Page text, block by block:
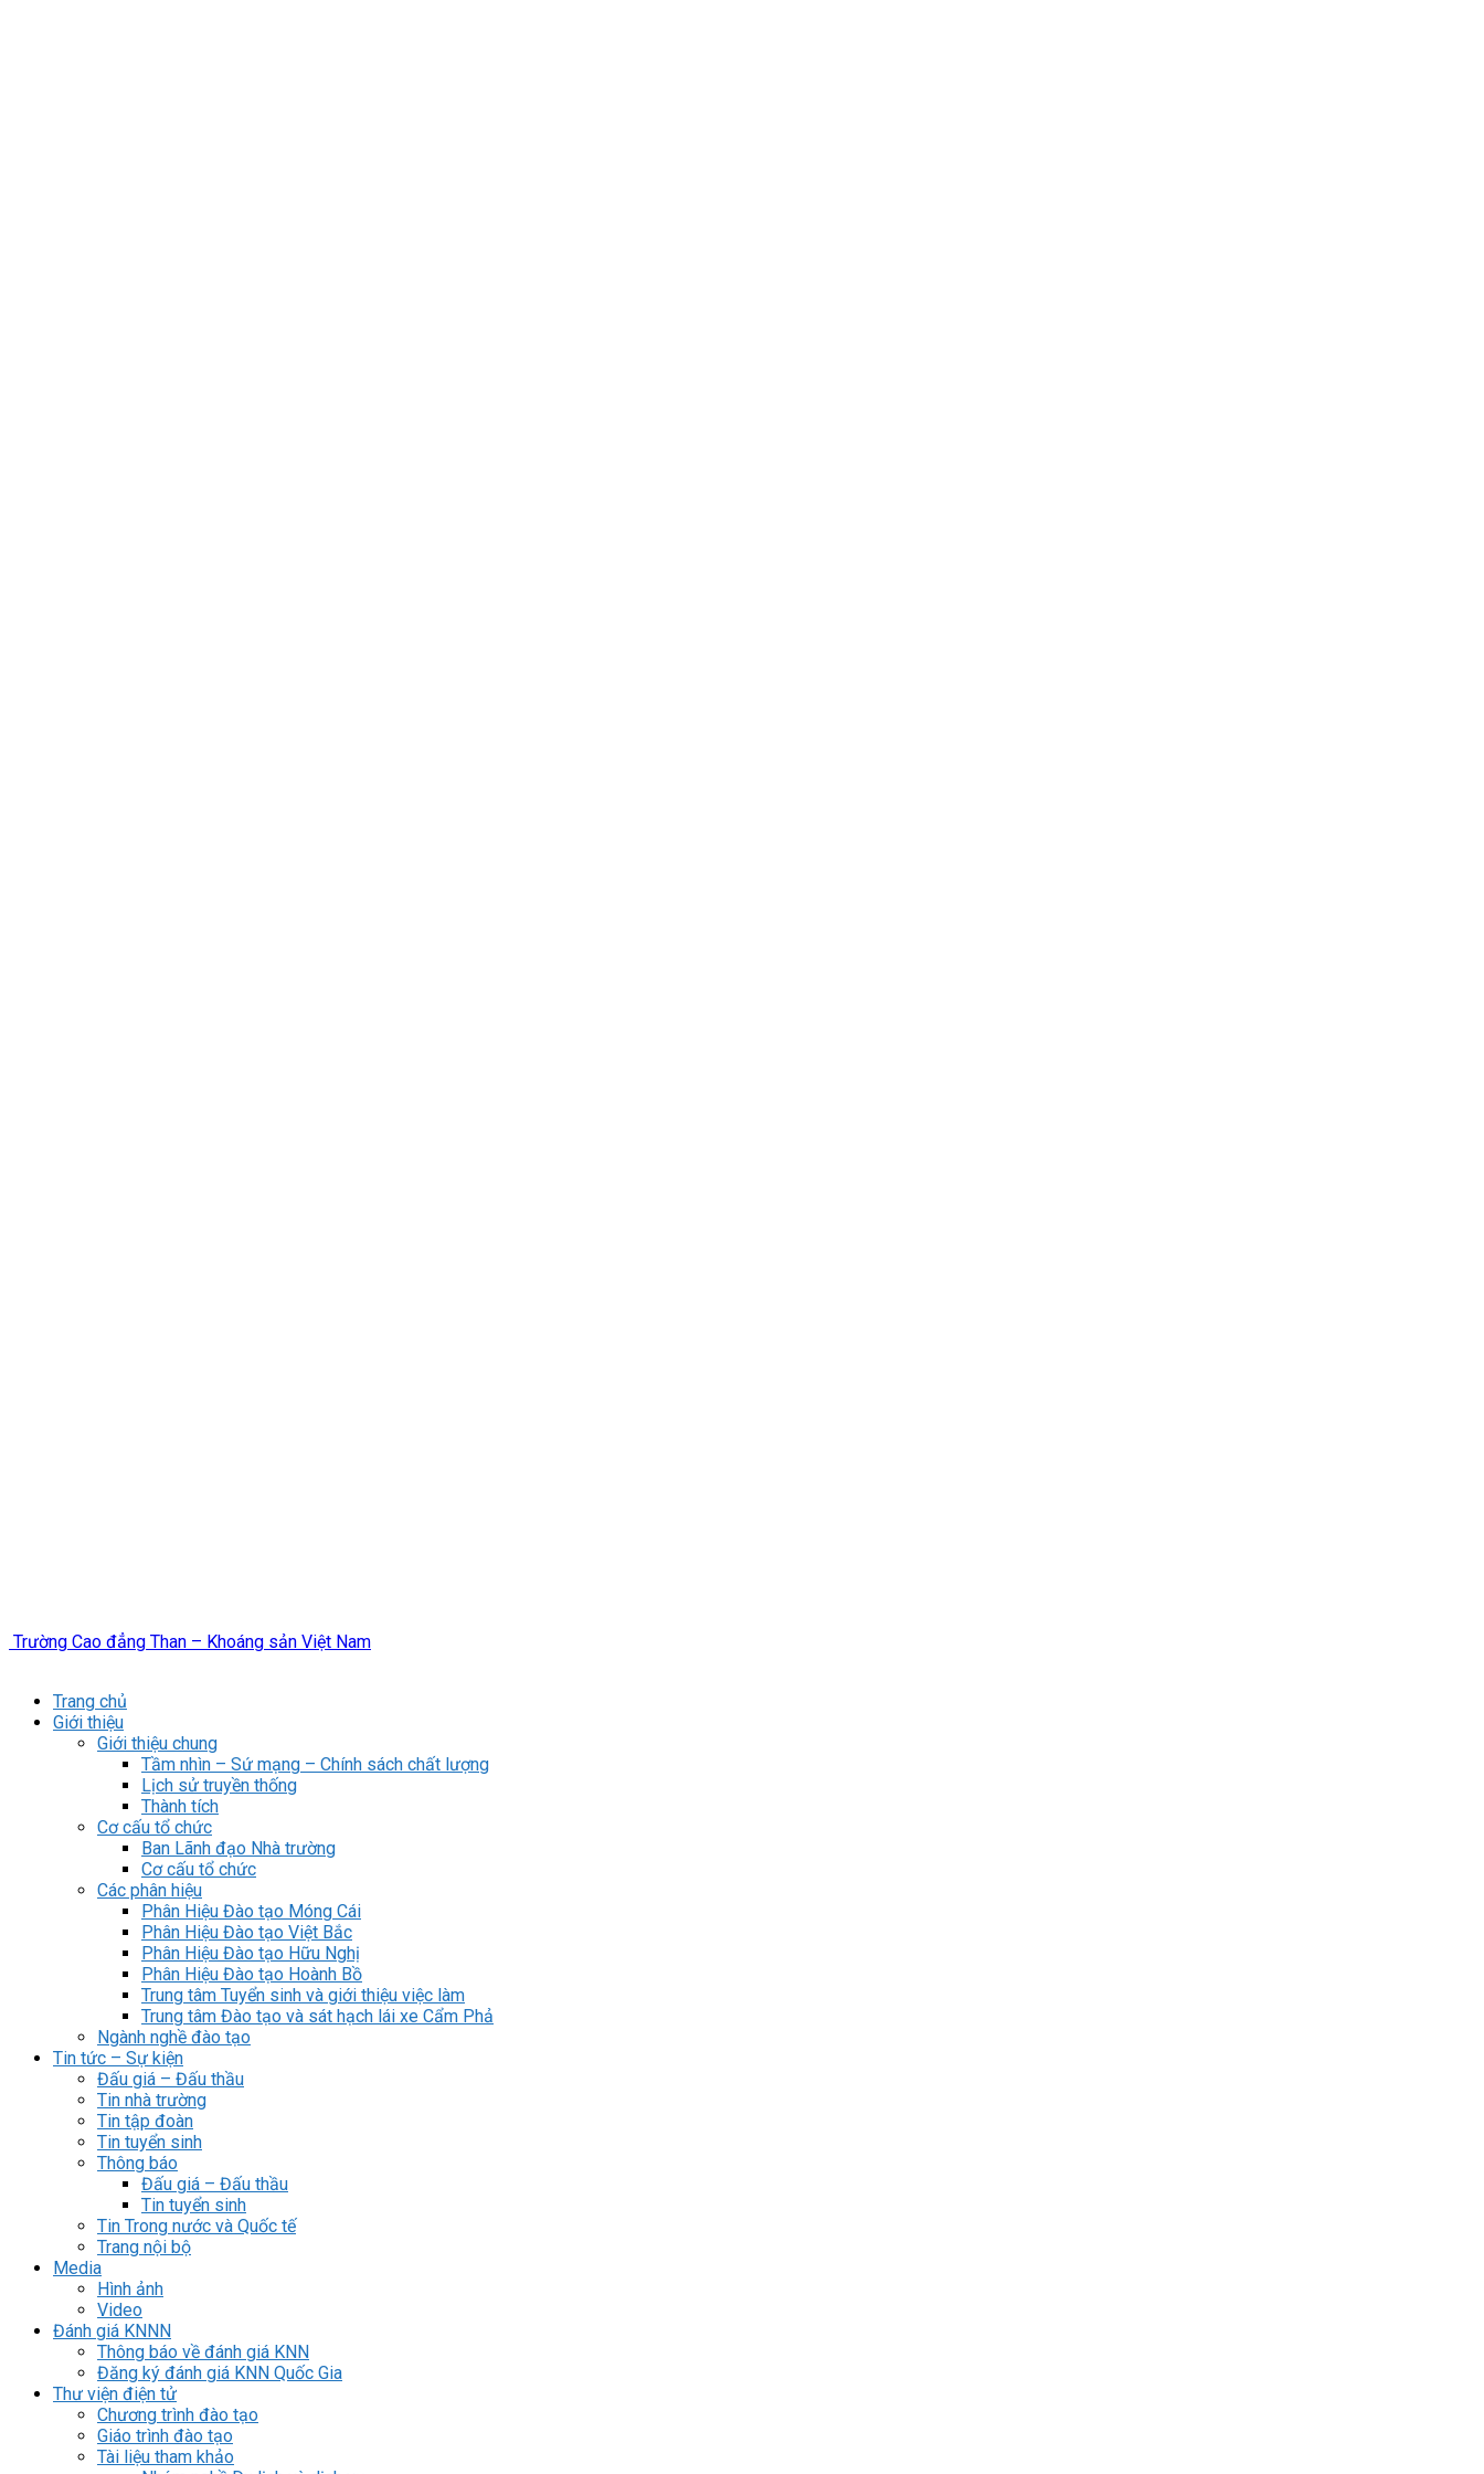
Trường Cao đẳng Than – Khoáng sản Việt Nam
Trang chủ
Giới thiệu
Giới thiệu chung
Tầm nhìn – Sứ mạng – Chính sách chất lượng
Lịch sử truyền thống
Thành tích
Cơ cấu tổ chức
Ban Lãnh đạo Nhà trường
Cơ cấu tổ chức
Các phân hiệu
Phân Hiệu Đào tạo Móng Cái
Phân Hiệu Đào tạo Việt Bắc
Phân Hiệu Đào tạo Hữu Nghị
Phân Hiệu Đào tạo Hoành Bồ
Trung tâm Tuyển sinh và giới thiệu việc làm
Trung tâm Đào tạo và sát hạch lái xe Cẩm Phả
Ngành nghề đào tạo
Tin tức – Sự kiện
Đấu giá – Đấu thầu
Tin nhà trường
Tin tập đoàn
Tin tuyển sinh
Thông báo
Đấu giá – Đấu thầu
Tin tuyển sinh
Tin Trong nước và Quốc tế
Trang nội bộ
Media
Hình ảnh
Video
Đánh giá KNNN
Thông báo về đánh giá KNN
Đăng ký đánh giá KNN Quốc Gia
Thư viện điện tử
Chương trình đào tạo
Giáo trình đào tạo
Tài liệu tham khảo